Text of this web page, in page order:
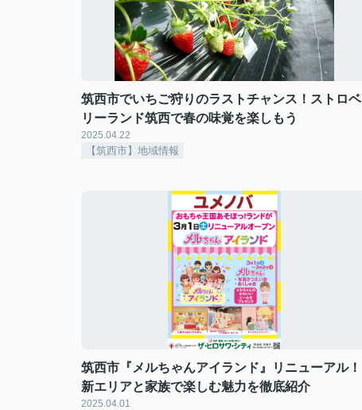
筑西市でいちご狩りのラストチャンス！ストロベ
リーランド筑西で春の味覚を楽しもう
2025.04.22
【筑西市】地域情報
筑西市『メルちゃんアイランド』リニューアル！
新エリアと家族で楽しむ魅力を徹底紹介
2025.04.01